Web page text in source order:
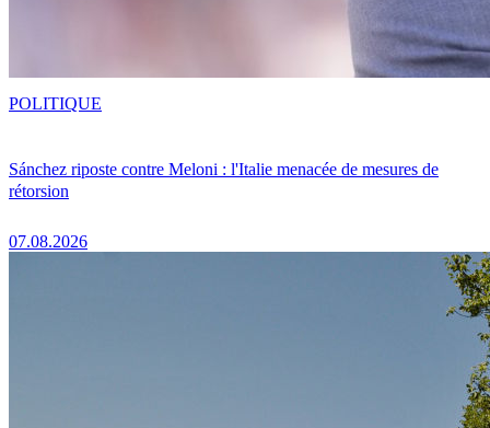
Sánchez riposte contre Meloni : l'Italie menacée de mesures de
rétorsion
07.08.2026
POLITIQUE